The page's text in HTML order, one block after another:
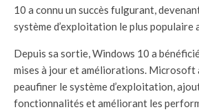
10 a connu un succès fulgurant,
système d’exploitation le plus populaire
Depuis sa sortie, Windows 10 a
mises à jour et améliorations. Microsoft
peaufiner le système d’exploitation,
fonctionnalités et améliorant les